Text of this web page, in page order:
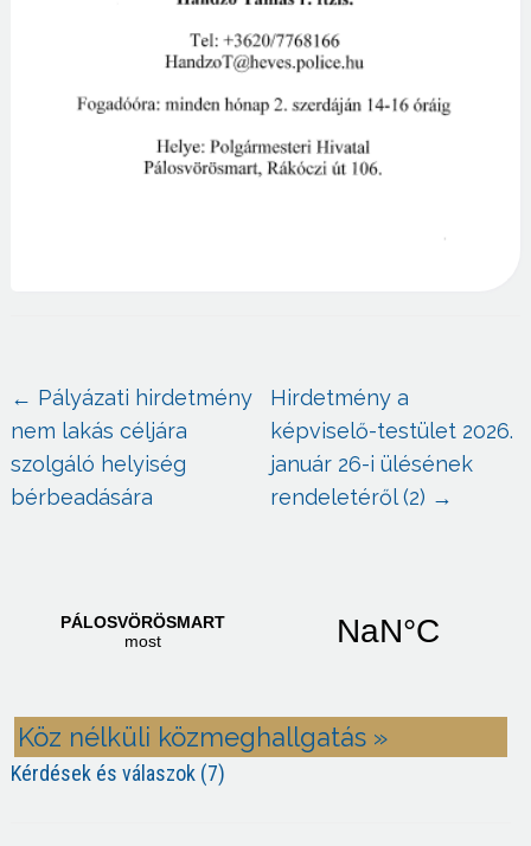
Köz nélküli közmeghallgatás »
Kérdések és válaszok (7)
← Pályázati hirdetmény
nem lakás céljára
szolgáló helyiség
bérbeadására
Hirdetmény a
képviselő-testület 2026.
január 26-i ülésének
rendeletéről (2) →